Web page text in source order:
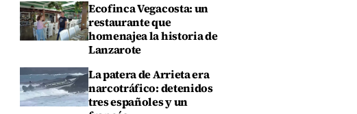
Ecofinca Vegacosta: un
restaurante que
homenajea la historia de
Lanzarote
La patera de Arrieta era
narcotráfico: detenidos
tres españoles y un